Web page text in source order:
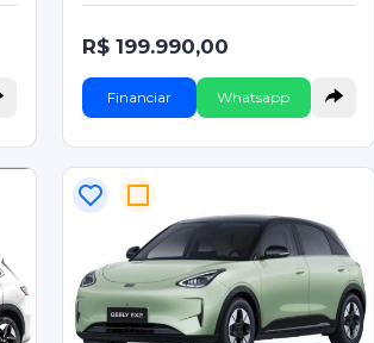
R$ 199.990,00
Financiar Whatsapp